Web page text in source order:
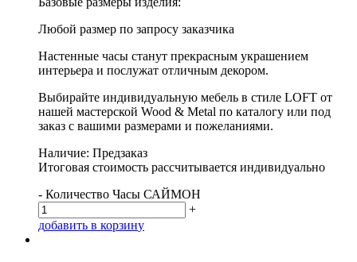
Любой размер по запросу заказчика
Настенные часы станут прекрасным украшением
интерьера и послужат отличным декором.
Выбирайте индивидуальную мебель в стиле LOFT от
нашей мастерской Wood & Metal по каталогу или под
заказ с вашими размерами и пожеланиями.
Наличие: Предзаказ
Итоговая стоимость рассчитывается индивидуально
- Количество Часы САЙМОН
+
добавить в корзину